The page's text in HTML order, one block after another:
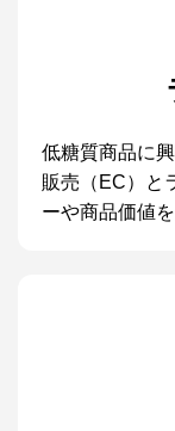
低糖質商品に
販売（EC）と
ーや商品価値